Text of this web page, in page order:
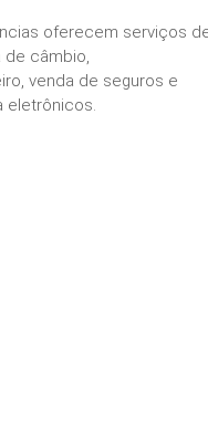
oferecem serviços
de câmbio,
venda de seguros e
eletrônicos.